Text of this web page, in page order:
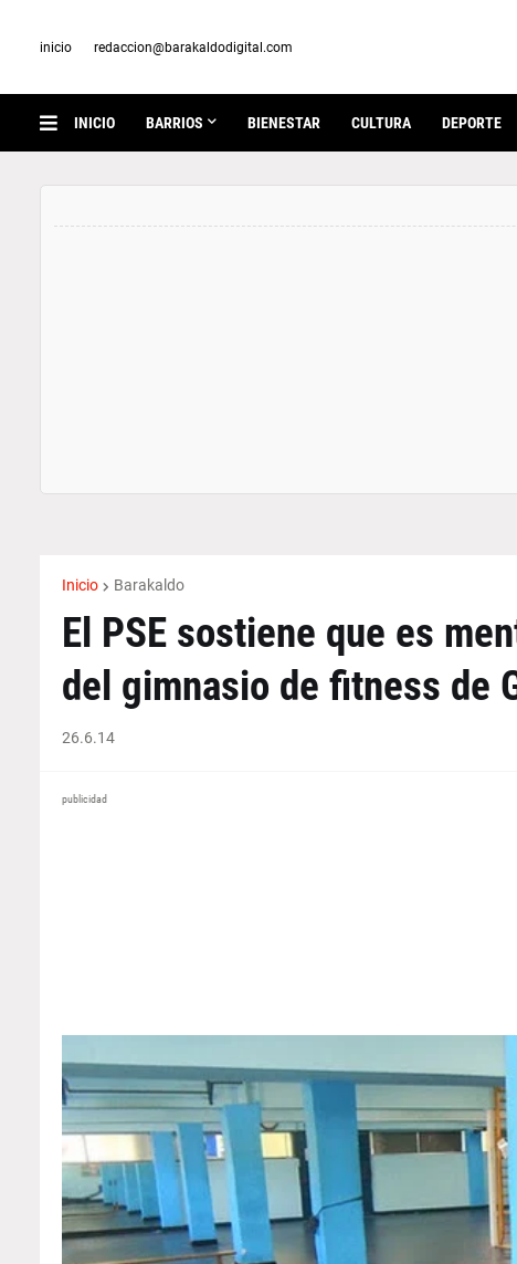
inicio redaccion@barakaldodigital.com
INICIO BARRIOS BIENESTAR CULTURA DEPORTE
Inicio Barakaldo
El PSE sostiene que es
del gimnasio de fitness de
26.6.14
publicidad